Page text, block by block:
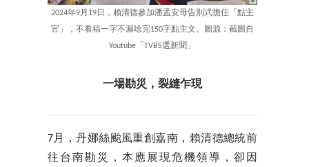
2024年9月19日，賴清德參加潘孟安母告別式擔任「點主
官」，不看稿一字不漏唸完150字點主文。圖源：截圖自
Youtube「TVBS選新聞」
一場勘災，裂縫乍現
7月，丹娜絲颱風重創嘉南，賴清德總統前
往台南勘災，本應展現危機領導，卻因